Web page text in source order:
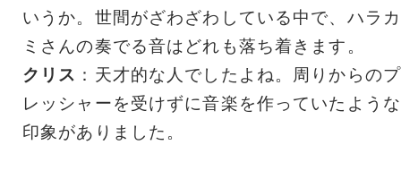
いうか。世間がざわざわしている中で、ハラカ
ミさんの奏でる音はどれも落ち着きます。
クリス ：天才的な人でしたよね。周りからのプ
レッシャーを受けずに音楽を作っていたような
印象がありました。